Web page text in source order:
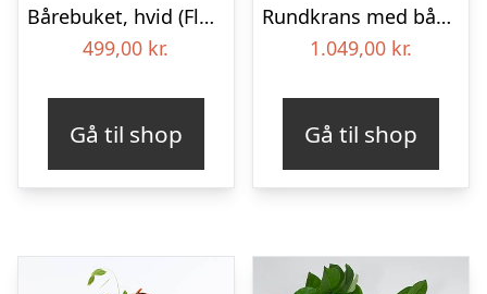
Bårebuket, hvid (Floristens kreative valg) med bånd
499,00 kr.
Gå til shop
Rundkrans med bånd – Floristens kreative valg
1.049,00 kr.
Gå til shop